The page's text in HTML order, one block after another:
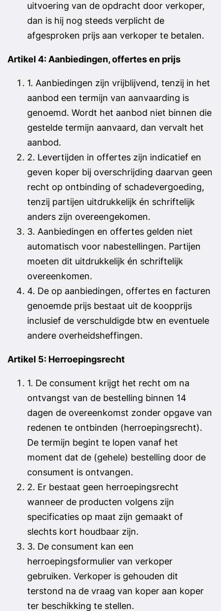
uitvoering van de opdracht door verkoper,
dan is hij nog steeds verplicht de
afgesproken prijs aan verkoper te betalen.
Artikel 4: Aanbiedingen, offertes en prijs
1. Aanbiedingen zijn vrijblijvend, tenzij in het
aanbod een termijn van aanvaarding is
genoemd. Wordt het aanbod niet binnen die
gestelde termijn aanvaard, dan vervalt het
aanbod.
2. Levertijden in offertes zijn indicatief en
geven koper bij overschrijding daarvan geen
recht op ontbinding of schadevergoeding,
tenzij partijen uitdrukkelijk én schriftelijk
anders zijn overeengekomen.
3. Aanbiedingen en offertes gelden niet
automatisch voor nabestellingen. Partijen
moeten dit uitdrukkelijk én schriftelijk
overeenkomen.
4. De op aanbiedingen, offertes en facturen
genoemde prijs bestaat uit de koopprijs
inclusief de verschuldigde btw en eventuele
andere overheidsheffingen.
Artikel 5: Herroepingsrecht
1. De consument krijgt het recht om na
ontvangst van de bestelling binnen 14
dagen de overeenkomst zonder opgave van
redenen te ontbinden (herroepingsrecht).
De termijn begint te lopen vanaf het
moment dat de (gehele) bestelling door de
consument is ontvangen.
2. Er bestaat geen herroepingsrecht
wanneer de producten volgens zijn
specificaties op maat zijn gemaakt of
slechts kort houdbaar zijn.
3. De consument kan een
herroepingsformulier van verkoper
gebruiken. Verkoper is gehouden dit
terstond na de vraag van koper aan koper
ter beschikking te stellen.